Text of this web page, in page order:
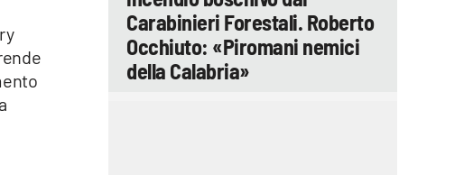
Carabinieri Forestali. Roberto
Occhiuto: «Piromani nemici
della Calabria»